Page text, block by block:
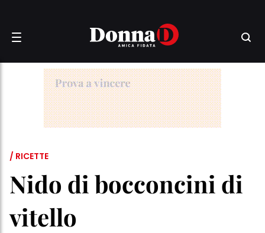
/ RICETTE
Nido di bocconcini di
vitello